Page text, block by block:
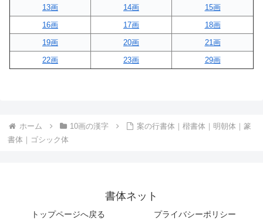
13画
14画
15画
16画
17画
18画
19画
20画
21画
22画
23画 29画
ホーム 10画の漢字
案の行書体｜楷書体｜明朝体｜篆
書体｜ゴシック体
書体ネット
トップページへ戻る プライバシーポリシー